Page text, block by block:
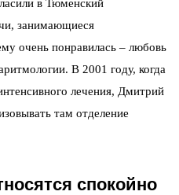
в Тюменский
занимающиеся
очень понравилась – любовь
В 2001 году, когда
лечения, Дмитрий
там отделение
спокойно